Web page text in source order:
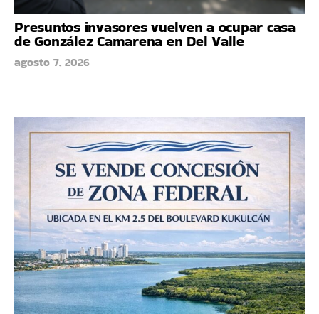
Presuntos invasores vuelven a ocupar casa
de González Camarena en Del Valle
agosto 7, 2026